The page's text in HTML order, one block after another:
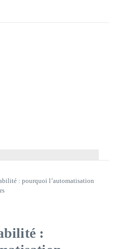
: pourquoi l’automatisation
: